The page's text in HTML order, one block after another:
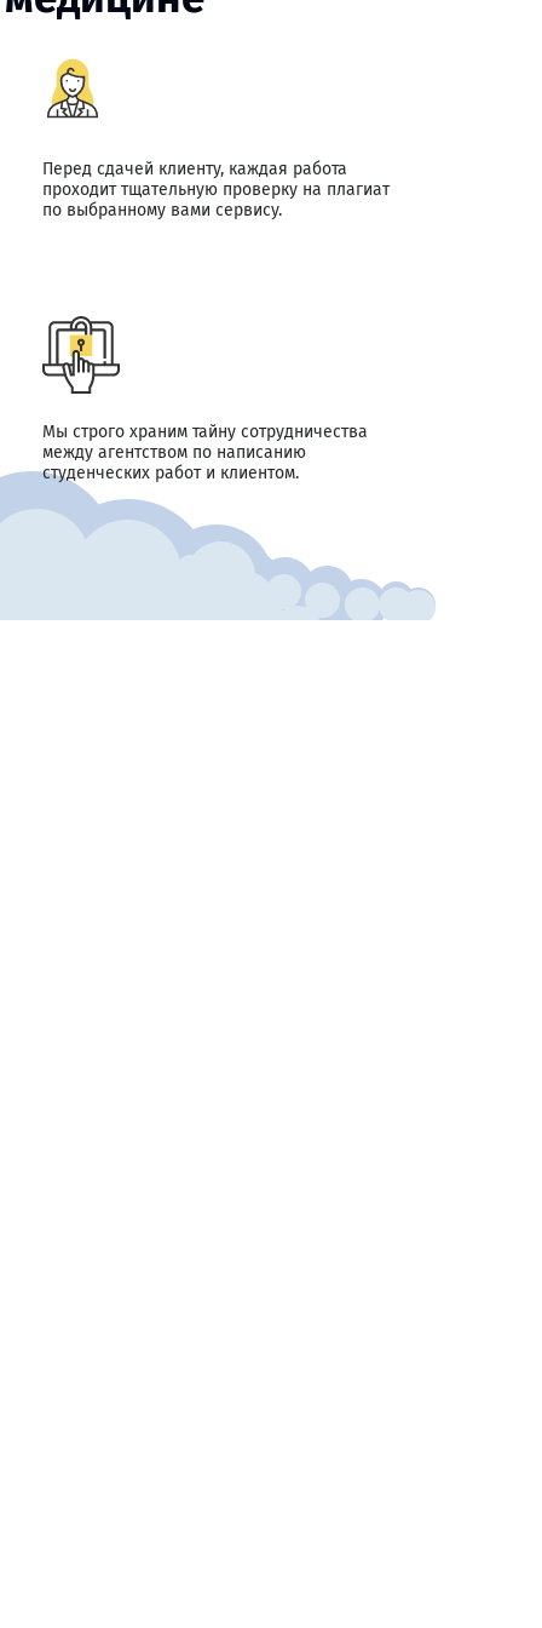
Перед сдачей клиенту, каждая работа
проходит тщательную проверку на плагиат
по выбранному вами сервису.
Мы строго храним тайну сотрудничества
между агентством по написанию
студенческих работ и клиентом.